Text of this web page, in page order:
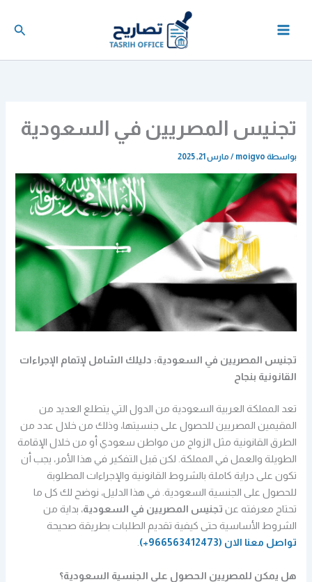
تجنيس المصريين في السعودية
بواسطة moigvo
/ مارس 21, 2025
تجنيس المصريين في السعودية: دليلك الشامل لإتمام الإجراءات
القانونية بنجاح
تعد المملكة العربية السعودية من الدول التي يتطلع العديد من
المقيمين المصريين للحصول على جنسيتها، وذلك من خلال عدد من
الطرق القانونية مثل الزواج من مواطن سعودي أو من خلال الإقامة
الطويلة والعمل في المملكة. لكن قبل التفكير في هذا الأمر، يجب أن
تكون على دراية كاملة بالشروط القانونية والإجراءات المطلوبة
للحصول على الجنسية السعودية. في هذا الدليل، نوضح لك كل ما
تحتاج معرفته عن تجنيس المصريين في السعودية، بداية من
الشروط الأساسية حتى كيفية تقديم الطلبات بطريقة صحيحة
تواصل معنا الان (966563412473+)
هل يمكن للمصريين الحصول على الجنسية السعودية؟